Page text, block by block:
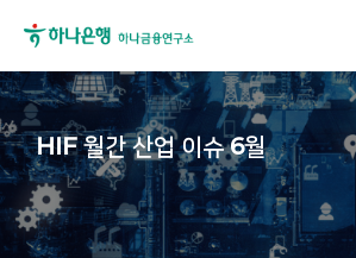
HIF 월간 산업 이슈 6월